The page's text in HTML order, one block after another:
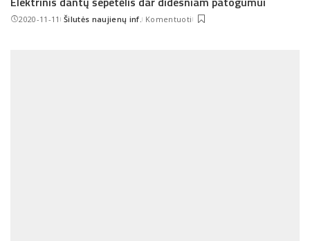
2020-11-11 Posted
Šilutės naujienų inf. Komentuoti